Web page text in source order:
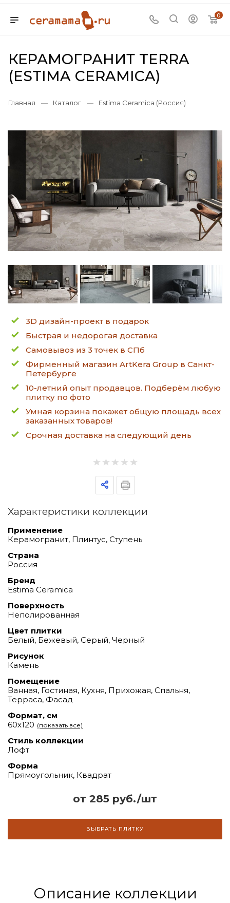
0
КЕРАМОГРАНИТ TERRA
(ESTIMA CERAMICA)
Главная — Каталог — Estima Ceramica (Россия)
3D дизайн-проект в подарок
Быстрая и недорогая доставка
Самовывоз из 3 точек в СПб
Фирменный магазин ArtKera Group в Санкт-
Петербурге
10-летний опыт продавцов. Подберём любую
плитку по фото
Умная корзина покажет общую площадь всех
заказанных товаров!
Срочная доставка на следующий день
от 285 руб./шт
ВЫБРАТЬ ПЛИТКУ
Характеристики коллекции
Применение
Керамогранит, Плинтус, Ступень
Страна
Россия
Бренд
Estima Ceramica
Поверхность
Неполированная
Цвет плитки
Белый, Бежевый, Серый, Черный
Рисунок
Камень
Помещение
Ванная, Гостиная, Кухня, Прихожая, Спальня,
Терраса, Фасад
Формат, см
60х120 (показать все)
Стиль коллекции
Лофт
Форма
Прямоугольник, Квадрат
Описание коллекции